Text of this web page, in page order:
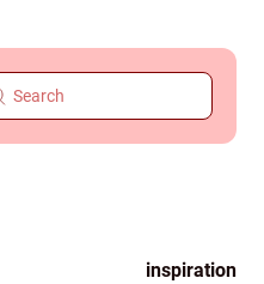
inspiration